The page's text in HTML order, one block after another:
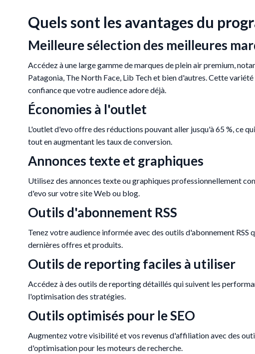
Quels sont les avantages du
Meilleure sélection des meilleures
Accédez à une large gamme de marques de plein air premium,
Patagonia, The North Face, Lib Tech et bien d'autres. Cette
confiance que votre audience adore déjà.
Économies à l'outlet
L'outlet d'evo offre des réductions pouvant aller jusqu'à 65 %, ce
tout en augmentant les taux de conversion.
Annonces texte et graphiques
Utilisez des annonces texte ou graphiques professionnellement
d'evo sur votre site Web ou blog.
Outils d'abonnement RSS
Tenez votre audience informée avec des outils d'abonnement
dernières offres et produits.
Outils de reporting faciles à utiliser
Accédez à des outils de reporting détaillés qui suivent les
l'optimisation des stratégies.
Outils optimisés pour le SEO
Augmentez votre visibilité et vos revenus d'affiliation avec des
d'optimisation pour les moteurs de recherche.